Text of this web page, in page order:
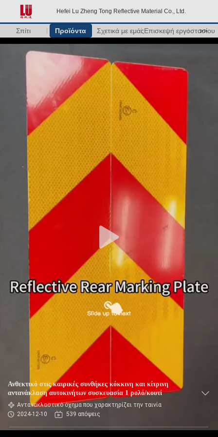
Hefei Lu Zheng Tong Reflective Material Co., Ltd.
Σπίτι Προϊόντα Σχετικά με εμάςΕπισκεψή εργοστασίου
>>
Ανθεκτικό στις καιρικές συνθήκες κόκκινη και κίτρινη
αντανάκλαση αυτοκινήτων συσκευασία 1 ρολό/κουτί
Αντανακλαστικό όχημα που χαρακτηρίζει την ταινία
2024-12-10
539 απόψεις